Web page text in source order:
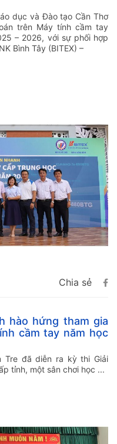
dục và Đào tạo Cần Thơ
trên Máy tính cầm tay
– 2026, với sự phối hợp
Bình Tây (BITEX) –
Chia sẻ
hào hứng tham gia
cầm tay năm học
Tre đã diễn ra kỳ thi Giải
tỉnh, một sân chơi học ...